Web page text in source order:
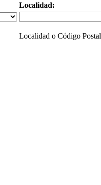
Localidad:
Localidad o Código Postal